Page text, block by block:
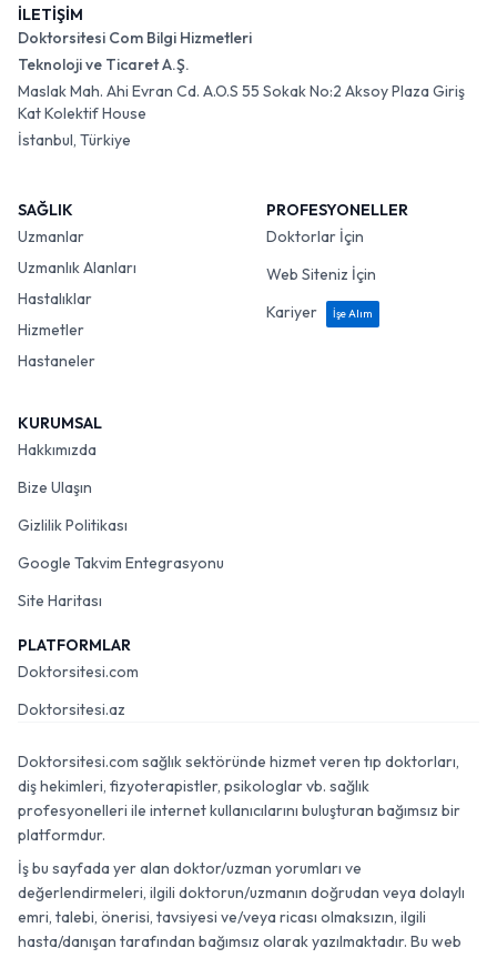
İLETİŞİM
Doktorsitesi Com Bilgi Hizmetleri
Teknoloji ve Ticaret A.Ş.
Maslak Mah. Ahi Evran Cd. A.O.S 55 Sokak No:2 Aksoy Plaza Giriş
Kat Kolektif House
İstanbul, Türkiye
SAĞLIK
Uzmanlar
Uzmanlık Alanları
Hastalıklar
Hizmetler
Hastaneler
PROFESYONELLER
Doktorlar İçin
Web Siteniz İçin
Kariyer
İşe Alım
KURUMSAL
Hakkımızda
Bize Ulaşın
Gizlilik Politikası
Google Takvim Entegrasyonu
Site Haritası
PLATFORMLAR
Doktorsitesi.com
Doktorsitesi.az
Doktorsitesi.com sağlık sektöründe hizmet veren tıp doktorları,
diş hekimleri, fizyoterapistler, psikologlar vb. sağlık
profesyonelleri ile internet kullanıcılarını buluşturan bağımsız bir
platformdur.
İş bu sayfada yer alan doktor/uzman yorumları ve
değerlendirmeleri, ilgili doktorun/uzmanın doğrudan veya dolaylı
emri, talebi, önerisi, tavsiyesi ve/veya ricası olmaksızın, ilgili
hasta/danışan tarafından bağımsız olarak yazılmaktadır. Bu web